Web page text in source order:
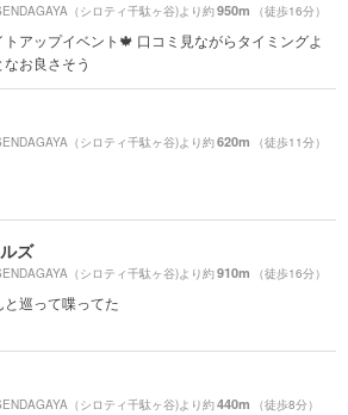
（シロティ千駄ヶ谷)より約950m （徒歩16分）
アップイベント🍁 口コミ見ながらタイミングよ
なお良さそう
（シロティ千駄ヶ谷)より約620m （徒歩11分）
ズ
（シロティ千駄ヶ谷)より約910m （徒歩16分）
巡って喋ってた
（シロティ千駄ヶ谷)より約440m （徒歩8分）